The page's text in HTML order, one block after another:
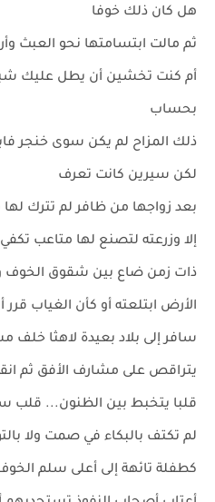
هل كان ذلك خوفا
ثم مالت ابتسامتها نحو العبث
أم كنت تخشين أن يطل عليك
بحساب
ذلك المزاح لم يكن سوى خنجر
لكن سيرين كانت تعرف
بعد زواجها من ظافر لم تترك لها
إلا وزرعته لتصنع لها متاعب
ذات زمن ضاع بين شقوق الخوف
الأرض ابتلعته أو كأن الغياب
سافر إلى بلاد بعيدة لاهثا
يتراقص على مشارف الأفق ثم
قلبا يتخبط بين الظنون... قلب
لم تكتف بالبكاء في صمت ولا
كطفلة تائهة إلى أعلى سلم